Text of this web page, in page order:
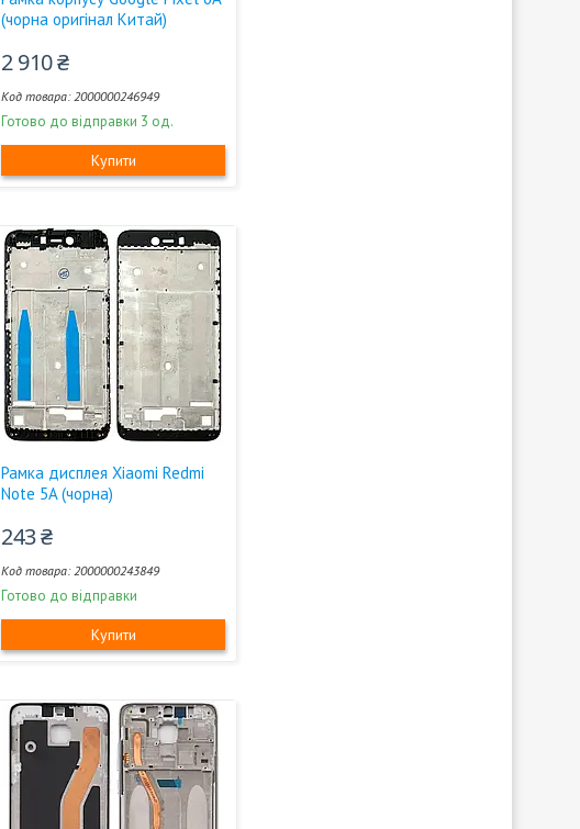
(чорна оригінал Китай)
2 910 ₴
2000000246949
Готово до відправки 3 од.
Купити
Рамка дисплея Xiaomi Redmi
Note 5A (чорна)
243 ₴
2000000243849
Готово до відправки
Купити